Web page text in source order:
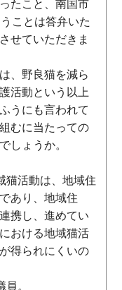
たこと、南国市
ことは答弁いた
せていただきま
、野良猫を減ら
活動という以上
うにも言われて
むに当たっての
しょうか。
活動は、地域住
あり、地域住
携し、進めてい
おける地域猫活
得られにくいの
。